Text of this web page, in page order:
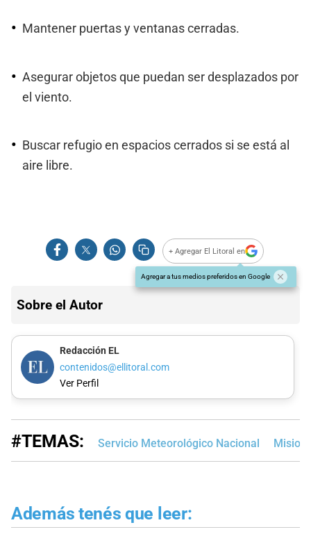
Mantener puertas y ventanas cerradas.
Asegurar objetos que puedan ser desplazados por
el viento.
Buscar refugio en espacios cerrados si se está al
aire libre.
+ Agregar El Litoral en
Agregar a tus medios preferidos en Google
Sobre el Autor
Redacción EL
contenidos@ellitoral.com
Ver Perfil
#TEMAS: Servicio Meteorológico Nacional
Además tenés que leer: